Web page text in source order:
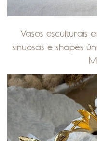
Vasos esculturais
sinuosas e shapes